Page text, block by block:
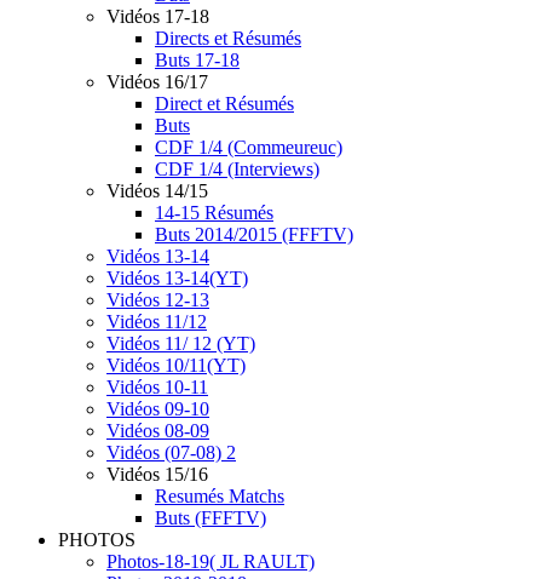
Vidéos 17-18
Directs et Résumés
Buts 17-18
Vidéos 16/17
Direct et Résumés
Buts
CDF 1/4 (Commeureuc)
CDF 1/4 (Interviews)
Vidéos 14/15
14-15 Résumés
Buts 2014/2015 (FFFTV)
Vidéos 13-14
Vidéos 13-14(YT)
Vidéos 12-13
Vidéos 11/12
Vidéos 11/ 12 (YT)
Vidéos 10/11(YT)
Vidéos 10-11
Vidéos 09-10
Vidéos 08-09
Vidéos (07-08) 2
Vidéos 15/16
Resumés Matchs
Buts (FFFTV)
PHOTOS
Photos-18-19( JL RAULT)